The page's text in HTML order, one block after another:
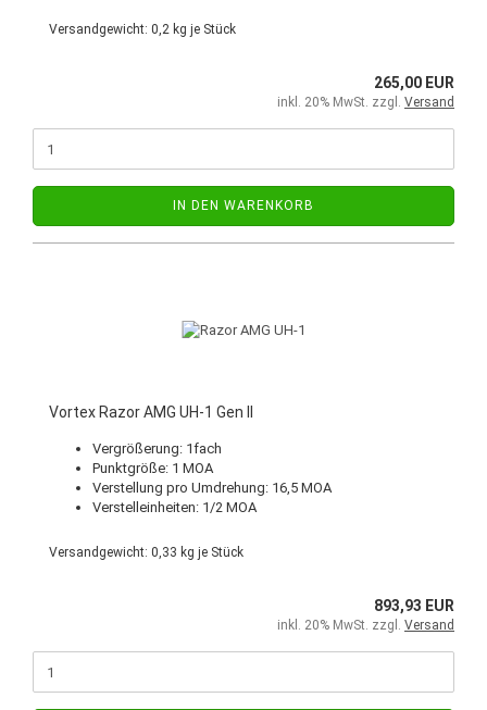
Versandgewicht: 0,2 kg je Stück
265,00 EUR
inkl. 20% MwSt. zzgl. Versand
IN DEN WARENKORB
Vortex Razor AMG UH-1 Gen II
Vergrößerung: 1fach
Punktgröße: 1 MOA
Verstellung pro Umdrehung: 16,5 MOA
Verstelleinheiten: 1/2 MOA
Versandgewicht: 0,33 kg je Stück
893,93 EUR
inkl. 20% MwSt. zzgl. Versand